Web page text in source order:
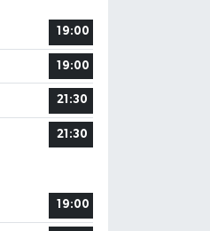
19:00
19:00
21:30
21:30
19:00